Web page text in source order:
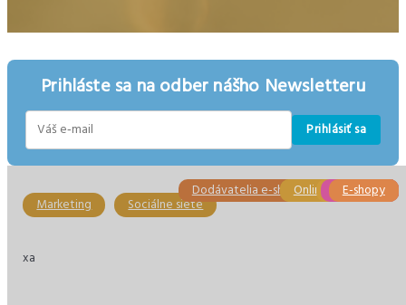
Prihláste sa na odber nášho Newsletteru
Prihlásiť sa
Marketing Sociálne siete
xa
Dodávatelia e-shopových systémov
Online marketing
Online marketing
Marketing
PR správy
E-shopy